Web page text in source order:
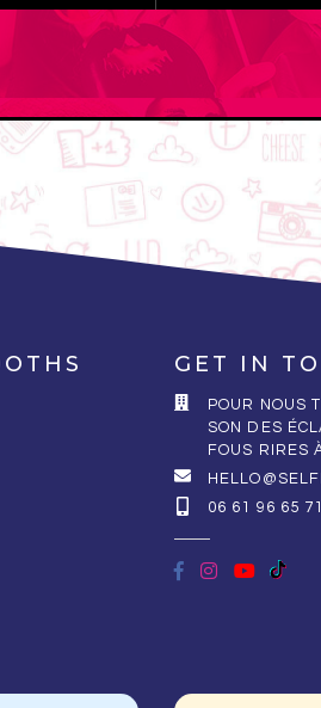
GET IN
POUR NOUS
SON DES
FOUS RIRES
06 61 96 65 71